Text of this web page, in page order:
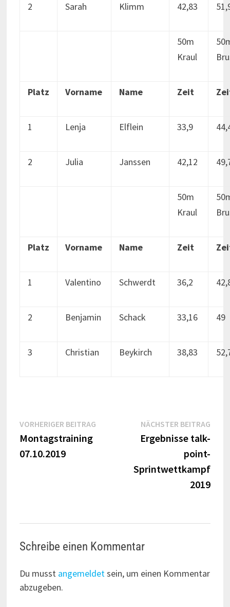
2 Sarah Klimm 42,83
50m
Kraul
Platz Vorname Name Zeit
1 Lenja Elflein 33,9
2 Julia Janssen 42,12
50m
Kraul
Platz Vorname Name Zeit
1 Valentino Schwerdt 36,2
2 Benjamin Schack 33,16 49
3 Christian Beykirch 38,83
Beitragsnavigation
VORHERIGER BEITRAGVorheriger
Montagstraining
07.10.2019
NÄCHSTER BEITRAG
Ergebnisse talk-
point-
Sprintwettkampf
2019
Schreibe einen Kommentar
Du musst angemeldetsein, um einen Kommentar
abzugeben.